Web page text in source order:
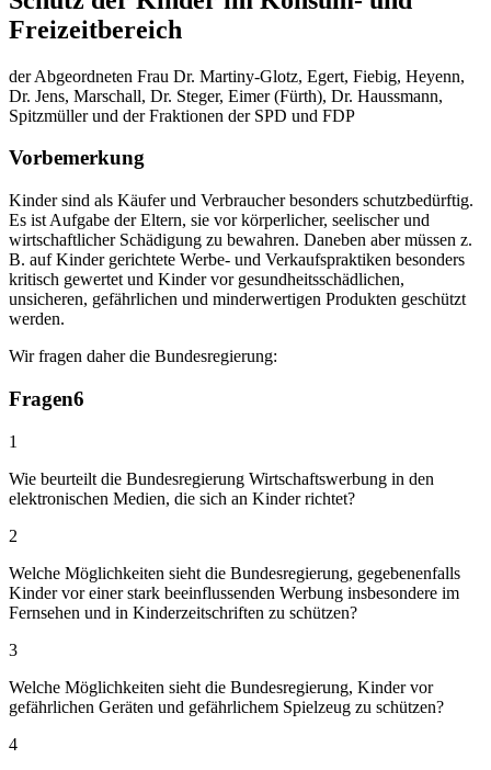
Freizeitbereich
der Abgeordneten Frau Dr. Martiny-Glotz, Egert, Fiebig, Heyenn,
Dr. Jens, Marschall, Dr. Steger, Eimer (Fürth), Dr. Haussmann,
Spitzmüller und der Fraktionen der SPD und FDP
Vorbemerkung
Kinder sind als Käufer und Verbraucher besonders schutzbedürftig.
Es ist Aufgabe der Eltern, sie vor körperlicher, seelischer und
wirtschaftlicher Schädigung zu bewahren. Daneben aber müssen z.
B. auf Kinder gerichtete Werbe- und Verkaufspraktiken besonders
kritisch gewertet und Kinder vor gesundheitsschädlichen,
unsicheren, gefährlichen und minderwertigen Produkten geschützt
werden.
Wir fragen daher die Bundesregierung:
Fragen6
1
Wie beurteilt die Bundesregierung Wirtschaftswerbung in den
elektronischen Medien, die sich an Kinder richtet?
2
Welche Möglichkeiten sieht die Bundesregierung, gegebenenfalls
Kinder vor einer stark beeinflussenden Werbung insbesondere im
Fernsehen und in Kinderzeitschriften zu schützen?
3
Welche Möglichkeiten sieht die Bundesregierung, Kinder vor
gefährlichen Geräten und gefährlichem Spielzeug zu schützen?
4